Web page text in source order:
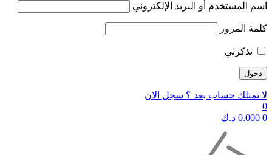
اسم المستخدم أو البريد الإلكتروني
كلمة المرور
تذكرني
لا تمتلك حساب بعد ؟ سجل الان
0
0
0.000 د.ك